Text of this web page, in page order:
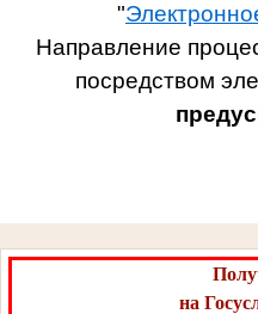
"
Направление
посредством
на